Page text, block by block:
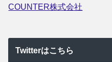
COUNTER株式会社
Twitterはこちら